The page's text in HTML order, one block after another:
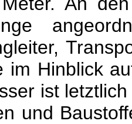
im Hinblick
ist
und